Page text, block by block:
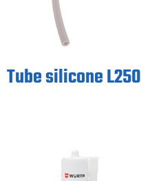
Tube silicone L250